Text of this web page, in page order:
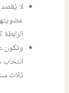
لا
وتكون
ثلاث